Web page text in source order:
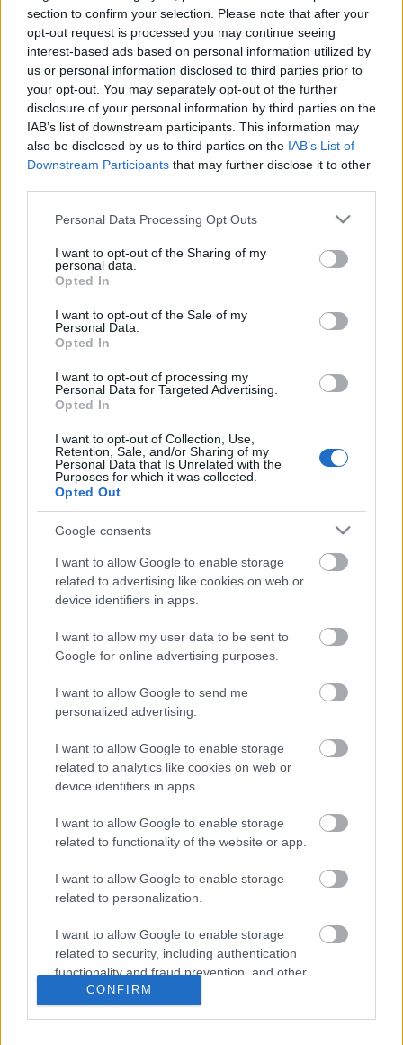
section to confirm your selection. Please note that after your
opt-out request is processed you may continue seeing
interest-based ads based on personal information utilized by
us or personal information disclosed to third parties prior to
your opt-out. You may separately opt-out of the further
disclosure of your personal information by third parties on the
IAB’s list of downstream participants. This information may
also be disclosed by us to third parties on the IAB’s List of
Downstream Participants that may further disclose it to other
Please note that this website/app uses one or more Google
not limited to your visit or usage behaviour. You may click to
grant or deny consent to Google and its third-party tags to
use your data for below specified purposes in below Google
consent section.
Personal Data Processing Opt Outs
I want to opt-out of the Sharing of my
personal data.
Opted In
I want to opt-out of the Sale of my
Personal Data.
Opted In
I want to opt-out of processing my
Personal Data for Targeted Advertising.
Opted In
I want to opt-out of Collection, Use,
Retention, Sale, and/or Sharing of my
Personal Data that Is Unrelated with the
Purposes for which it was collected.
Opted Out
Google consents
I want to allow Google to enable storage
related to advertising like cookies on web or
device identifiers in apps.
I want to allow my user data to be sent to
Google for online advertising purposes.
I want to allow Google to send me
personalized advertising.
I want to allow Google to enable storage
related to analytics like cookies on web or
device identifiers in apps.
I want to allow Google to enable storage
related to functionality of the website or app.
I want to allow Google to enable storage
related to personalization.
I want to allow Google to enable storage
related to security, including authentication
functionality and fraud prevention, and other
user protection.
CONFIRM
most a Recorderen is megtekinthető, két részre
bontva. Az alábbi első részben a konceptlemez első
két felvonása, az első kilenc dal szerepel.
LSŐ FELVONÁS
Let Her Rest / Queen Of Hearts
Under My Nose
The Other Shoe
Turn The Season
MÁSODIK FELVONÁS
Remember My Name
A Slanted Tone
Serve Me Right
a lemezbemutató második fele, az album harmadik és
negyedik felvonásának kilenc dala cikkünk második
részében tekinthető meg –itt!
http://www.davidcomestolife.com
http://www.lookingforgold.blogspot.com
összeállította:
Déri Zsolt